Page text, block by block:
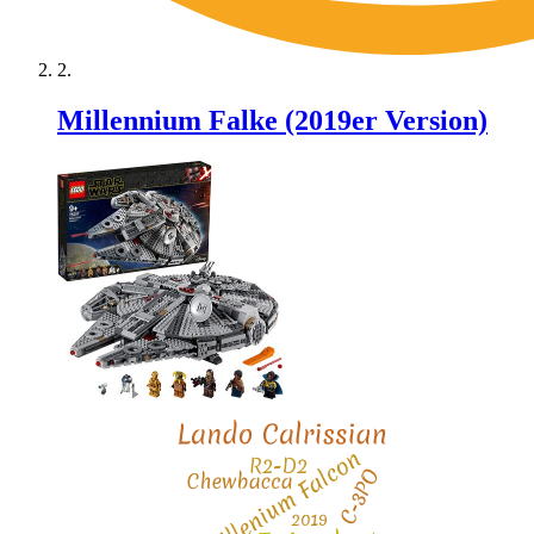
Millennium Falke (2019er Version)